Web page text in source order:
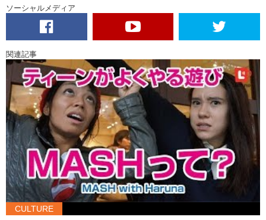
K: I did…
K: Don’t ever tell! None of you! Um…but yeah ok! So..Thank you for
sharing your top movies.
ソーシャルメディア
関連記事
CULTURE